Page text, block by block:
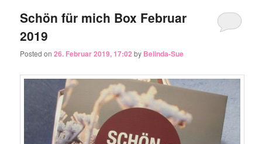
Schön für mich Box Februar
2019
Posted on26. Februar 2019, 17:02 by Belinda-Sue